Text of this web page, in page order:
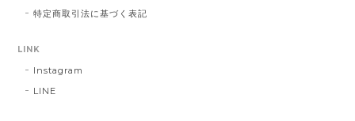
特定商取引法に基づく表記
LINK
Instagram
LINE